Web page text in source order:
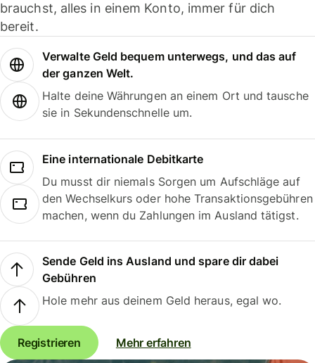
brauchst, alles in einem Konto, immer für dich
bereit.
Verwalte Geld bequem unterwegs, und das auf
der ganzen Welt.
Halte deine Währungen an einem Ort und tausche
sie in Sekundenschnelle um.
Eine internationale Debitkarte
Du musst dir niemals Sorgen um Aufschläge auf
den Wechselkurs oder hohe Transaktionsgebühren
machen, wenn du Zahlungen im Ausland tätigst.
Sende Geld ins Ausland und spare dir dabei
Gebühren
Hole mehr aus deinem Geld heraus, egal wo.
Registrieren Mehr erfahren